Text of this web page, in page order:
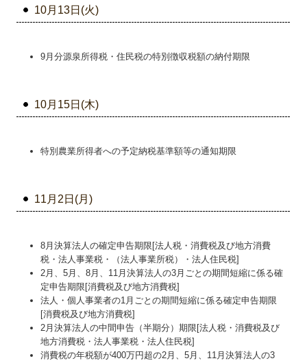
10月13日(火)
9月分源泉所得税・住民税の特別徴収税額の納付期限
10月15日(木)
特別農業所得者への予定納税基準額等の通知期限
11月2日(月)
8月決算法人の確定申告期限[法人税・消費税及び地方消費
税・法人事業税・（法人事業所税）・法人住民税]
2月、5月、8月、11月決算法人の3月ごとの期間短縮に係る確
定申告期限[消費税及び地方消費税]
法人・個人事業者の1月ごとの期間短縮に係る確定申告期限
[消費税及び地方消費税]
2月決算法人の中間申告（半期分）期限[法人税・消費税及び
地方消費税・法人事業税・法人住民税]
消費税の年税額が400万円超の2月、5月、11月決算法人の3